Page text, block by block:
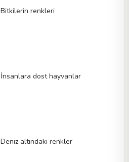
Bitkilerin renkleri
İnsanlara dost hayvanlar
Deniz altındaki renkler